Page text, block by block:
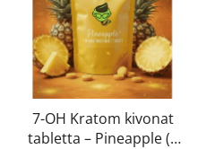
7-OH Kratom kivonat
tabletta – Pineapple (5